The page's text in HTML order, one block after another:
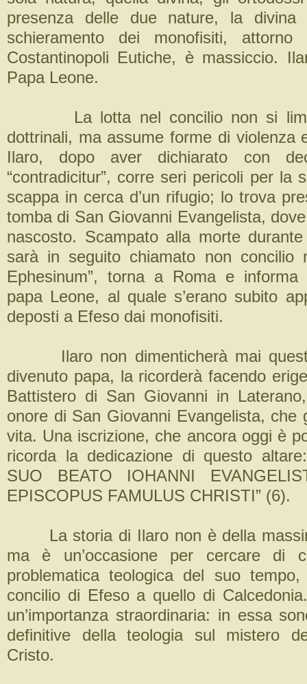
presenza delle due nature, la divina
schieramento dei monofisiti,
Costantinopoli Eutiche, è massiccio.
Papa Leone.
La lotta nel concilio non si
dottrinali, ma assume forme di violenza
Ilaro, dopo aver dichiarato con
“contradicitur”, corre seri pericoli per la
scappa in cerca d’un rifugio; lo trova
tomba di San Giovanni Evangelista,
nascosto. Scampato alla morte
sarà in seguito chiamato non concilio
Ephesinum”, torna a Roma e informa
papa Leone, al quale s’erano subito
deposti a Efeso dai monofisiti.
Ilaro non dimenticherà mai
divenuto papa, la ricorderà facendo
Battistero di San Giovanni in
onore di San Giovanni Evangelista, che
vita. Una iscrizione, che ancora oggi è
ricorda la dedicazione di questo
SUO BEATO IOHANNI
EPISCOPUS FAMULUS CHRISTI” (6).
La storia di Ilaro non è della
ma è un’occasione per cercare di
problematica teologica del suo
concilio di Efeso a quello di
un’importanza straordinaria: in essa
definitive della teologia sul mistero
Cristo.